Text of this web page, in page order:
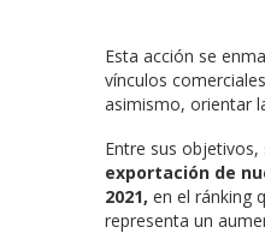
Esta acción se
vínculos
asimismo, orientar
Entre sus
exportación de
2021, en el ránking
representa un